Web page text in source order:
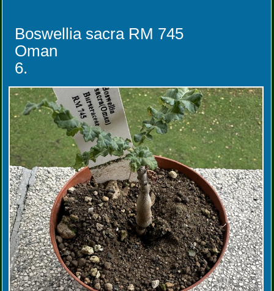
Boswellia sacra RM 745
Oman
6.